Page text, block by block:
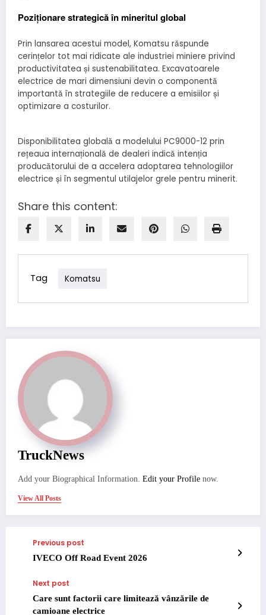
Poziționare strategică în mineritul global
Prin lansarea acestui model, Komatsu răspunde
cerințelor tot mai ridicate ale industriei miniere privind
productivitatea și sustenabilitatea. Excavatoarele
electrice de mari dimensiuni devin o componentă
importantă în strategiile de reducere a emisiilor și
optimizare a costurilor.
Disponibilitatea globală a modelului PC9000-12 prin
rețeaua internațională de dealeri indică intenția
producătorului de a accelera adoptarea tehnologiilor
electrice și în segmentul utilajelor grele pentru minerit.
Share this content:
Tag Komatsu
TruckNews
Add your Biographical Information. Edit your Profile now.
View All Posts
Previous post
IVECO Off Road Event 2026
Next post
Care sunt factorii care limitează vânzările de
camioane electrice